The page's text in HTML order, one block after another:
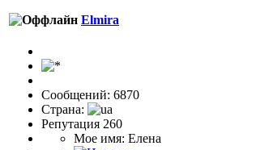
Elmira
Сообщений: 6870
Страна:
Репутация 260
Мое имя: Елена